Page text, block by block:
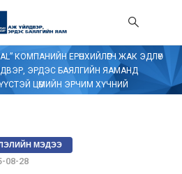
КОМПАНИЙН ЕРӨНХИЙЛӨГЧ ЖАК ЭДЛӨҮ
ЭРДЭС БАЯЛГИЙН ЯАМАНД
ЦӨМИЙН ЭРЧИМ ХҮЧНИЙ
МЭДЭЭ
08-28